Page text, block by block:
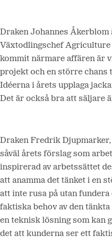
Draken Johannes Åkerblom
Växtodlingschef Agriculture
kommit närmare affären är
projekt och en större
Idéerna i årets upplaga
Det är också bra att säljare
Draken Fredrik
såväl årets förslag som
inspirerad av arbetssättet
att anamma det tänket i en
att inte rusa på utan
faktiska behov av den
en teknisk lösning som kan
det att kunderna ser ett